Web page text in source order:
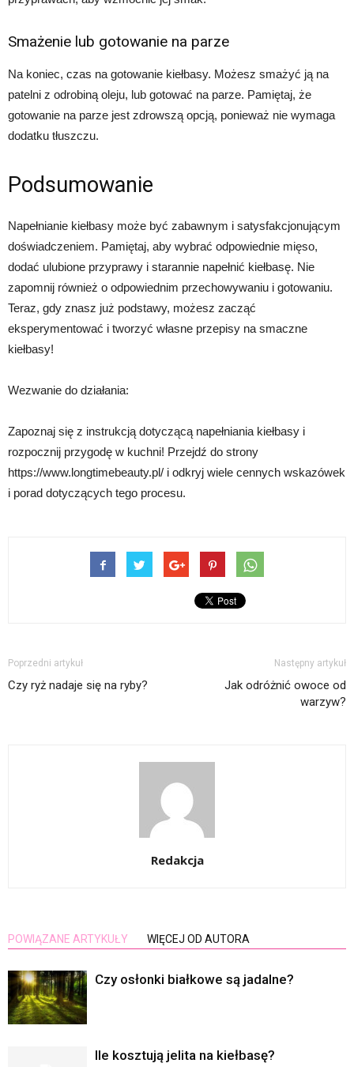
Smażenie lub gotowanie na parze
Na koniec, czas na gotowanie kiełbasy. Możesz smażyć ją na
patelni z odrobiną oleju, lub gotować na parze. Pamiętaj, że
gotowanie na parze jest zdrowszą opcją, ponieważ nie wymaga
dodatku tłuszczu.
Podsumowanie
Napełnianie kiełbasy może być zabawnym i satysfakcjonującym
doświadczeniem. Pamiętaj, aby wybrać odpowiednie mięso,
dodać ulubione przyprawy i starannie napełnić kiełbasę. Nie
zapomnij również o odpowiednim przechowywaniu i gotowaniu.
Teraz, gdy znasz już podstawy, możesz zacząć
eksperymentować i tworzyć własne przepisy na smaczne
kiełbasy!
Wezwanie do działania:
Zapoznaj się z instrukcją dotyczącą napełniania kiełbasy i
rozpocznij przygodę w kuchni! Przejdź do strony
https://www.longtimebeauty.pl/ i odkryj wiele cennych wskazówek
i porad dotyczących tego procesu.
Poprzedni artykuł
Czy ryż nadaje się na ryby?
Następny artykuł
Jak odróżnić owoce od
warzyw?
Redakcja
POWIĄZANE ARTYKUŁY WIĘCEJ OD AUTORA
Czy osłonki białkowe są jadalne?
Ile kosztują jelita na kiełbasę?